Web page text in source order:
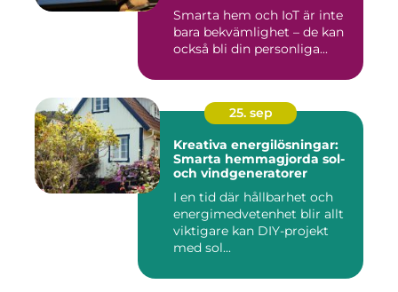
Smarta hem och IoT är inte
bara bekvämlighet – de kan
också bli din personliga...
25. sep
Kreativa energilösningar:
Smarta hemmagjorda sol-
och vindgeneratorer
I en tid där hållbarhet och
energimedvetenhet blir allt
viktigare kan DIY-projekt
med sol...